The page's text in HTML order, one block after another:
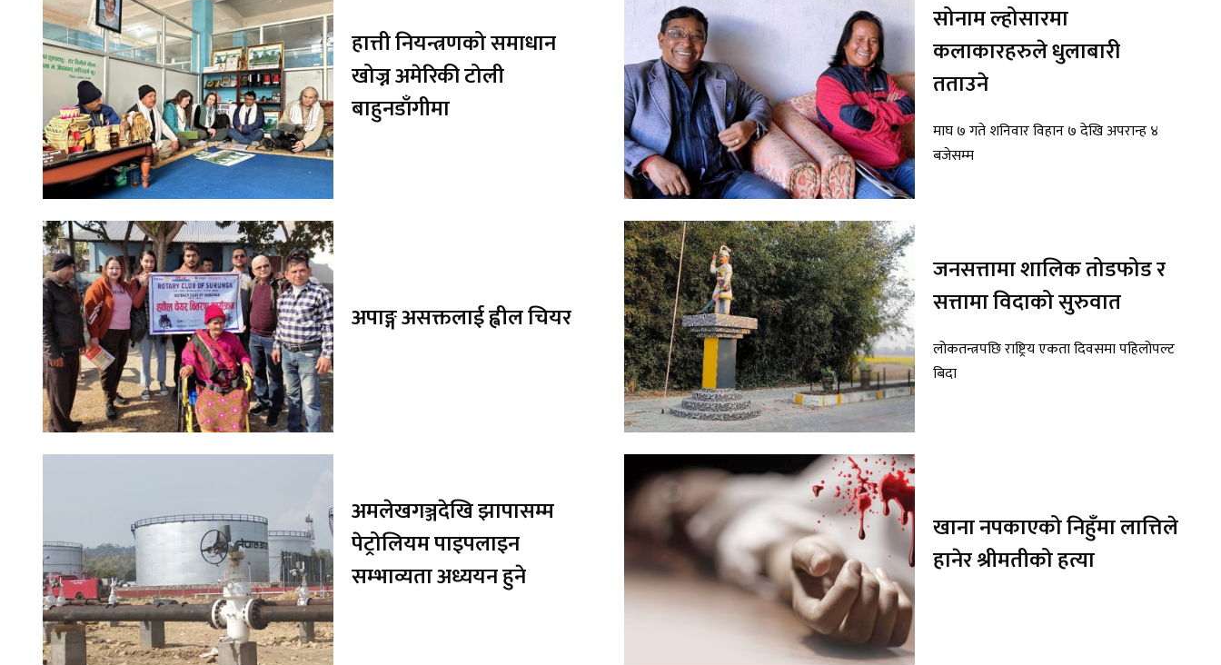
हात्ती नियन्त्रणको समाधान
खोज्न अमेरिकी टोली
बाहुनडाँगीमा
सोनाम ल्होसारमा
कलाकारहरुले धुलाबारी
तताउने
माघ ७ गते शनिवार विहान ७ देखि अपरान्ह ४
बजेसम्म
अपाङ्ग असक्तलाई ह्वील चियर
जनसत्तामा शालिक तोडफोड र
सत्तामा विदाको सुरुवात
लोकतन्त्रपछि राष्ट्रिय एकता दिवसमा पहिलोपल्ट
बिदा
अमलेखगञ्जदेखि झापासम्म
पेट्रोलियम पाइपलाइन
सम्भाव्यता अध्ययन हुने
खाना नपकाएको निहुँमा लात्तिले
हानेर श्रीमतीको हत्या